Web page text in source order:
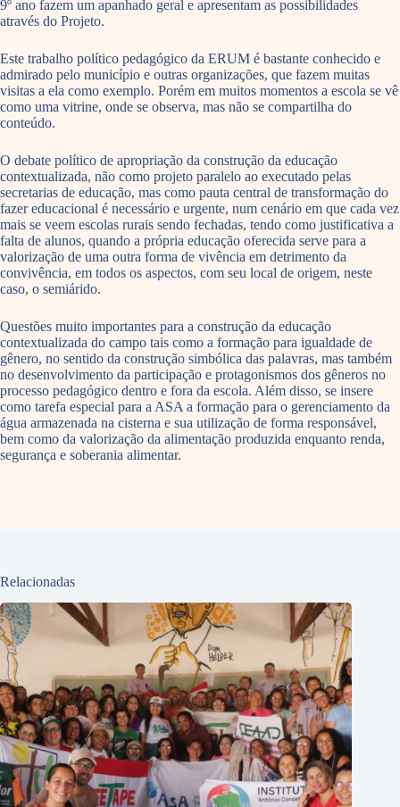
9º ano fazem um apanhado geral e apresentam as possibilidades
através do Projeto.
Este trabalho político pedagógico da ERUM é bastante conhecido e
admirado pelo município e outras organizações, que fazem muitas
visitas a ela como exemplo. Porém em muitos momentos a escola se vê
como uma vitrine, onde se observa, mas não se compartilha do
conteúdo.
O debate político de apropriação da construção da educação
contextualizada, não como projeto paralelo ao executado pelas
secretarias de educação, mas como pauta central de transformação do
fazer educacional é necessário e urgente, num cenário em que cada vez
mais se veem escolas rurais sendo fechadas, tendo como justificativa a
falta de alunos, quando a própria educação oferecida serve para a
valorização de uma outra forma de vivência em detrimento da
convivência, em todos os aspectos, com seu local de origem, neste
caso, o semiárido.
Questões muito importantes para a construção da educação
contextualizada do campo tais como a formação para igualdade de
gênero, no sentido da construção simbólica das palavras, mas também
no desenvolvimento da participação e protagonismos dos gêneros no
processo pedagógico dentro e fora da escola. Além disso, se insere
como tarefa especial para a ASA a formação para o gerenciamento da
água armazenada na cisterna e sua utilização de forma responsável,
bem como da valorização da alimentação produzida enquanto renda,
segurança e soberania alimentar.
Relacionadas